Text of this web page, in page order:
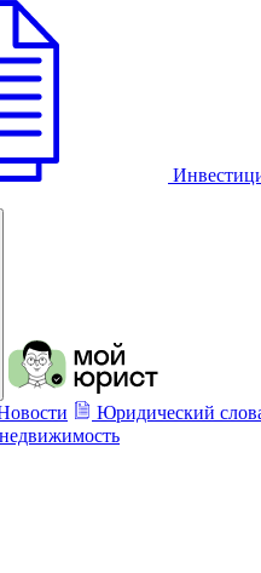
Юридический